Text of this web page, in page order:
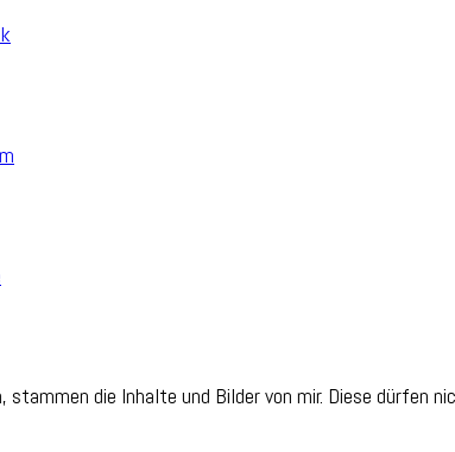
stammen die Inhalte und Bilder von mir. Diese